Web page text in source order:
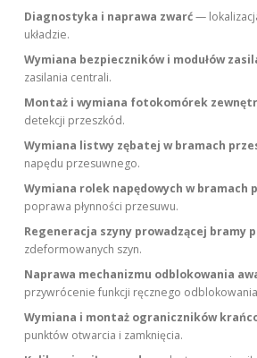
Diagnostyka i naprawa zwarć—
układzie.
Wymiana bezpieczników i modułów
zasilania centrali.
Montaż i wymiana fotokomórek
detekcji przeszkód.
Wymiana listwy zębatej w bramach
napędu przesuwnego.
Wymiana rolek napędowych w bramach
poprawa płynności przesuwu.
Regeneracja szyny prowadzącej bramy
zdeformowanych szyn.
Naprawa mechanizmu odblokowania
przywrócenie funkcji ręcznego
Wymiana i montaż ograniczników
punktów otwarcia i zamknięcia.